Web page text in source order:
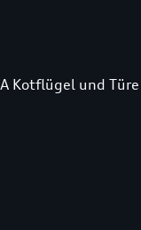
Kotflügel und Türe